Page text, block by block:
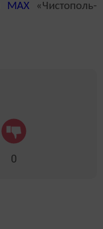
MAX«Чистополь-
0